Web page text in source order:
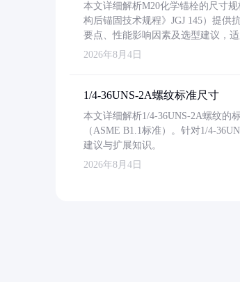
本文详细解析M20化学锚栓的尺寸
构后锚固技术规程》JGJ 145）提供
要点、性能影响因素及选型建议，
2026年8月4日
1/4-36UNS-2A螺纹标准尺寸
本文详细解析1/4-36UNS-2A螺纹的
（ASME B1.1标准）。针对1/4-
建议与扩展知识。
2026年8月4日